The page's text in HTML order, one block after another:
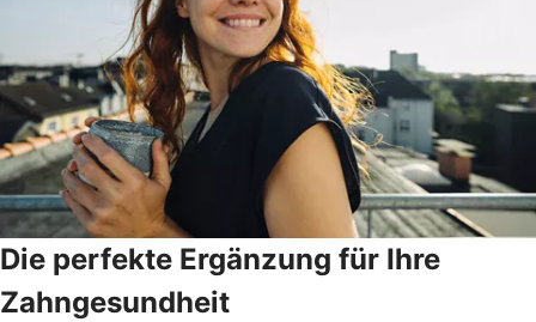
Die perfekte Ergänzung für Ihre
Zahngesundheit